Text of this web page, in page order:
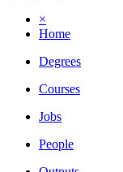
×
Home
Degrees
Courses
Jobs
People